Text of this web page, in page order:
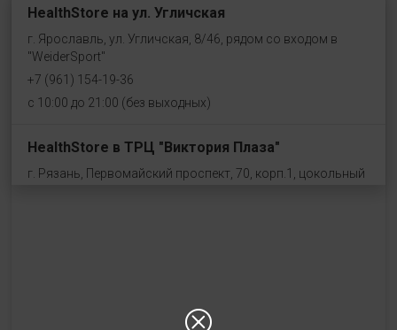
HealthStore на ул. Угличская
г. Ярославль, ул. Угличская, 8/46, рядом со входом в
"WeiderSport"
+7 (961) 154-19-36
с 10:00 до 21:00 (без выходных)
HealthStore в ТРЦ "Виктория Плаза"
г. Рязань, Первомайский проспект, 70, корп.1, цокольный
г. Ковров, ул. Лопатина 7а, второй этаж, слева от